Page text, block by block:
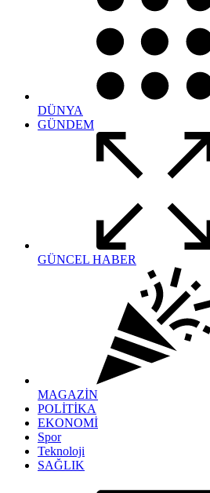
DÜNYA
GÜNDEM
GÜNCEL HABER
MAGAZİN
POLİTİKA
EKONOMİ
Spor
Teknoloji
SAĞLIK